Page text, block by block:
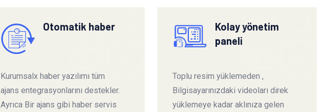
Otomatik haber
Kurumsalx haber yazılımı tüm
ajans entegrasyonlarını destekler.
Ayrıca Bir ajans gibi haber servis
Kolay yönetim
paneli
Toplu resim yüklemeden ,
Bilgisayarınızdaki videoları direk
yüklemeye kadar aklınıza gelen